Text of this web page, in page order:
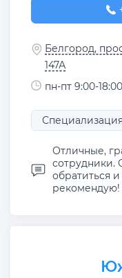
Белгород,
147А
пн-пт 9:00-18:00
Отличные,
сотрудники.
обратиться
рекомендую!